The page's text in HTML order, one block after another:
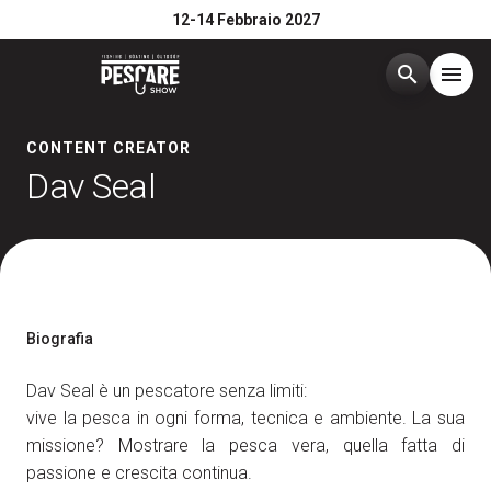
12-14 Febbraio 2027
search menu
Menù
Media Room arrow_right
CONTENT CREATOR
Dav Seal
Biografia
Dav Seal è un pescatore senza limiti:
vive la pesca in ogni forma, tecnica e ambiente. La sua
missione? Mostrare la pesca vera, quella fatta di
passione e crescita continua.